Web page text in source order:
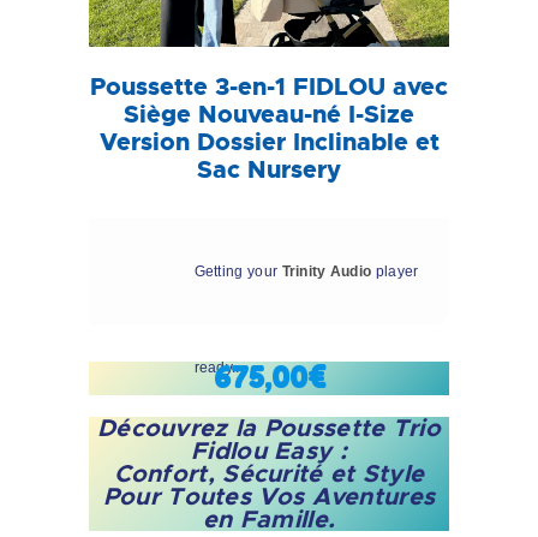
Poussette 3-en-1 FIDLOU avec
Siège Nouveau-né I-Size
Version Dossier Inclinable et
Sac Nursery
Getting your Trinity Audio player
ready...
675,00€
Découvrez la Poussette Trio
Fidlou Easy :
Confort, Sécurité et Style
Pour Toutes Vos Aventures
en Famille.